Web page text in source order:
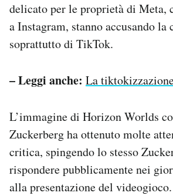
delicato per le proprietà di Meta,
a Instagram, stanno accusando la
soprattutto di TikTok.
– Leggi anche: La
L’immagine di Horizon Worlds
Zuckerberg ha ottenuto molte
critica, spingendo lo stesso
rispondere pubblicamente nei
alla presentazione del